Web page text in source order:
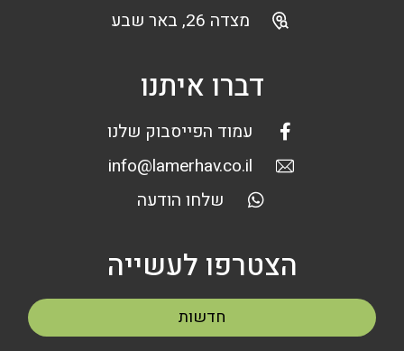
מצדה 26, באר שבע
דברו איתנו
עמוד הפייסבוק שלנו
info@lamerhav.co.il
שלחו הודעה
הצטרפו לעשייה
חדשות